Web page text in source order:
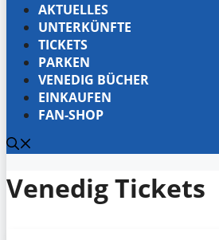
AKTUELLES
UNTERKÜNFTE
TICKETS
PARKEN
VENEDIG BÜCHER
EINKAUFEN
FAN-SHOP
Venedig Tickets